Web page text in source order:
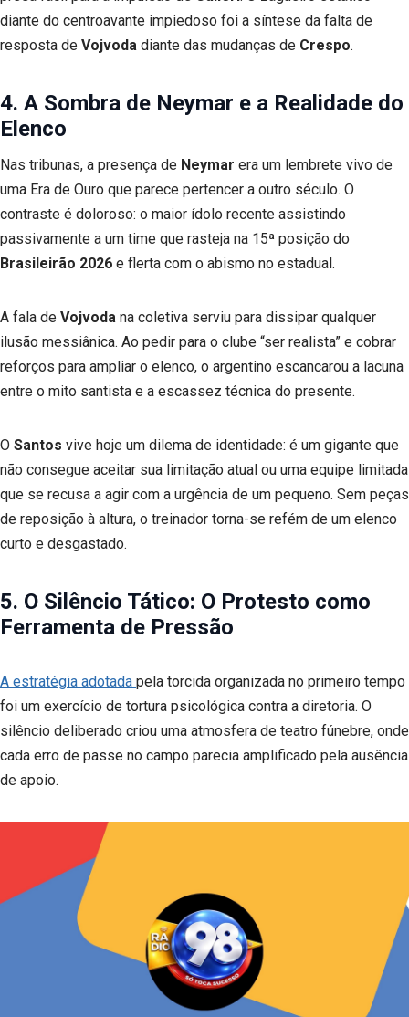
diante do centroavante impiedoso foi a síntese da falta de
resposta de Vojvoda diante das mudanças de Crespo.
4. A Sombra de Neymar e a Realidade do
Elenco
Nas tribunas, a presença de Neymar era um lembrete vivo de
uma Era de Ouro que parece pertencer a outro século. O
contraste é doloroso: o maior ídolo recente assistindo
passivamente a um time que rasteja na 15ª posição do
Brasileirão 2026 e flerta com o abismo no estadual.
A fala de Vojvoda na coletiva serviu para dissipar qualquer
ilusão messiânica. Ao pedir para o clube “ser realista” e cobrar
reforços para ampliar o elenco, o argentino escancarou a lacuna
entre o mito santista e a escassez técnica do presente.
O Santos vive hoje um dilema de identidade: é um gigante que
não consegue aceitar sua limitação atual ou uma equipe limitada
que se recusa a agir com a urgência de um pequeno. Sem peças
de reposição à altura, o treinador torna-se refém de um elenco
curto e desgastado.
5. O Silêncio Tático: O Protesto como
Ferramenta de Pressão
A estratégia adotada pela torcida organizada no primeiro tempo
foi um exercício de tortura psicológica contra a diretoria. O
silêncio deliberado criou uma atmosfera de teatro fúnebre, onde
cada erro de passe no campo parecia amplificado pela ausência
de apoio.